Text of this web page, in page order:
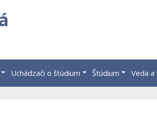
Uchádzači o štúdium Štúdium Veda a